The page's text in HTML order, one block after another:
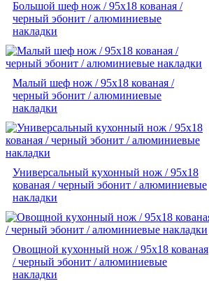
Большой шеф нож / 95х18 кованая /
черный эбонит / алюминиевые
накладки
Малый шеф нож / 95х18 кованая /
черный эбонит / алюминиевые
накладки
Универсальный кухонный нож / 95х18
кованая / черный эбонит / алюминиевые
накладки
Овощной кухонный нож / 95х18 кованая
/ черный эбонит / алюминиевые
накладки